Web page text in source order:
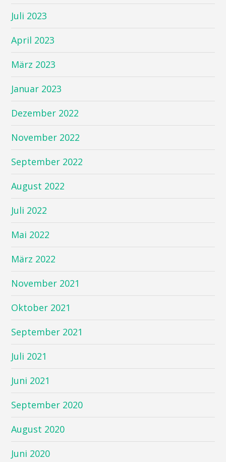
Juli 2023
April 2023
März 2023
Januar 2023
Dezember 2022
November 2022
September 2022
August 2022
Juli 2022
Mai 2022
März 2022
November 2021
Oktober 2021
September 2021
Juli 2021
Juni 2021
September 2020
August 2020
Juni 2020